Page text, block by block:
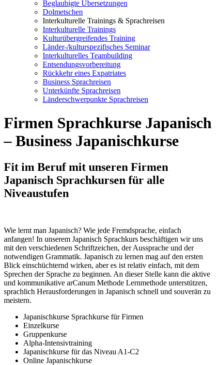
Beglaubigte Übersetzungen
Dolmetschen
Interkulturelle Trainings & Sprachreisen
Interkulturelle Trainings
Kulturübergreifendes Training
Länder-/kulturspezifisches Seminar
Interkulturelles Teambuilding
Entsendungsvorbereitung
Rückkehr eines Expatriates
Business Sprachreisen
Unterkünfte Sprachreisen
Länderschwerpunkte Sprachreisen
Firmen Sprachkurse Japanisch
– Business Japanischkurse
Fit im Beruf mit unseren Firmen
Japanisch Sprachkursen für alle
Niveaustufen
Wie lernt man Japanisch? Wie jede Fremdsprache, einfach
anfangen! In unserem Japanisch Sprachkurs beschäftigen wir uns
mit den verschiedenen Schriftzeichen, der Aussprache und der
notwendigen Grammatik. Japanisch zu lernen mag auf den ersten
Blick einschüchternd wirken, aber es ist relativ einfach, mit dem
Sprechen der Sprache zu beginnen. An dieser Stelle kann die aktive
und kommunikative arCanum Methode Lernmethode unterstützen,
sprachlich Herausforderungen in Japanisch schnell und souverän zu
meistern.
Japanischkurse Sprachkurse für Firmen
Einzelkurse
Gruppenkurse
Alpha-Intensivtraining
Japanischkurse für das Niveau A1-C2
Online Japanischkurse